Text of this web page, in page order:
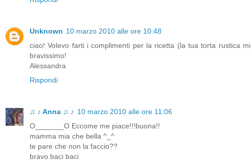
Unknown 10 marzo 2010 alle ore 10:48
ciao! Volevo farti i complimenti per la ricetta (la tua torta rustica
bravissimo!
Alessandra
Rispondi
♫ ♪ Anna ♫ ♪ 10 marzo 2010 alle ore 11:06
O_______O Eccome me piace!!!buona!!
mamma mia che bella ^_^
te pare che non la faccio??
bravo baci baci